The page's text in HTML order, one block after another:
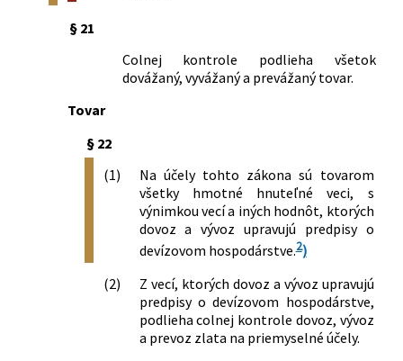
§ 21
Colnej kontrole podlieha všetok
dovážaný, vyvážaný a prevážaný tovar.
Tovar
§ 22
(1)
Na účely tohto zákona sú tovarom
všetky hmotné hnuteľné veci, s
výnimkou vecí a iných hodnôt, ktorých
dovoz a vývoz upravujú predpisy o
devízovom hospodárstve.2)
(2)
Z vecí, ktorých dovoz a vývoz upravujú
predpisy o devízovom hospodárstve,
podlieha colnej kontrole dovoz, vývoz
a prevoz zlata na priemyselné účely.